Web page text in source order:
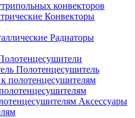
конвекторов
Конвекторы
Радиаторы
Полотенцесушитель
Аксессуары